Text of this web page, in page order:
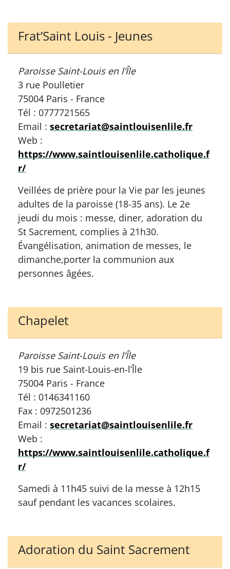
Frat’Saint Louis - Jeunes
Paroisse Saint-Louis en l’Île
3 rue Poulletier
75004 Paris - France
Tél : 0777721565
Email : secretariat@saintlouisenlile.fr
Web :
https://www.saintlouisenlile.catholique.f
r/
Veillées de prière pour la Vie par les jeunes
adultes de la paroisse (18-35 ans). Le 2e
jeudi du mois : messe, diner, adoration du
St Sacrement, complies à 21h30.
Évangélisation, animation de messes, le
dimanche,porter la communion aux
personnes âgées.
Chapelet
Paroisse Saint-Louis en l’Île
19 bis rue Saint-Louis-en-l’Île
75004 Paris - France
Tél : 0146341160
Fax : 0972501236
Email : secretariat@saintlouisenlile.fr
Web :
https://www.saintlouisenlile.catholique.f
r/
Samedi à 11h45 suivi de la messe à 12h15
sauf pendant les vacances scolaires.
Adoration du Saint Sacrement